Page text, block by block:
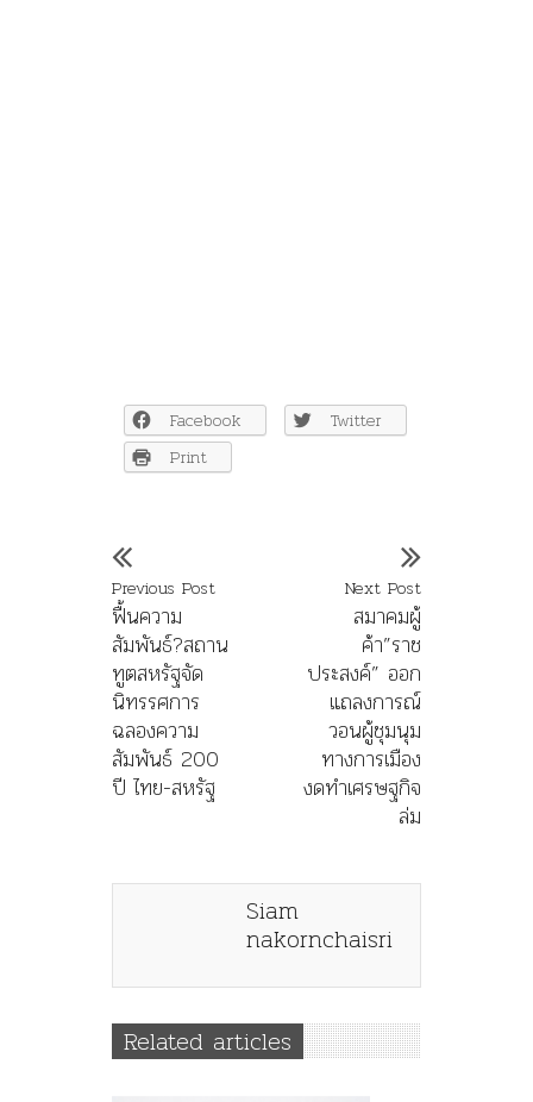
Facebook
Twitter
Print
Previous Post
ฟื้นความ
สัมพันธ์?สถาน
ทูตสหรัฐจัด
นิทรรศการ
ฉลองความ
สัมพันธ์ 200
ปี ไทย-สหรัฐ
Next Post
สมาคมผู้
ค้า”ราช
ประสงค์” ออก
แถลงการณ์
วอนผู้ชุมนุม
ทางการเมือง
งดทำเศรษฐกิจ
ล่ม
Siam
nakornchaisri
Related articles